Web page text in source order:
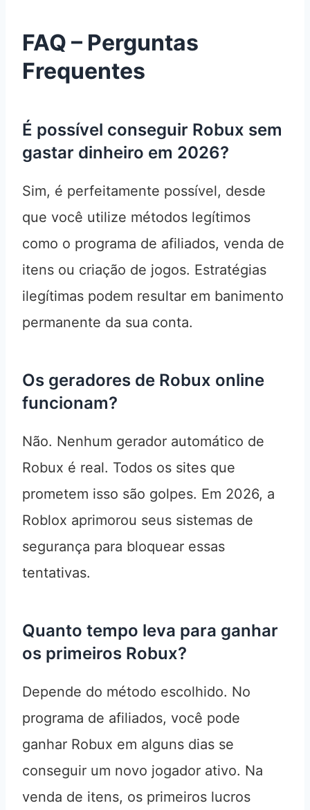
FAQ – Perguntas
Frequentes
É possível conseguir Robux sem
gastar dinheiro em 2026?
Sim, é perfeitamente possível, desde
que você utilize métodos legítimos
como o programa de afiliados, venda de
itens ou criação de jogos. Estratégias
ilegítimas podem resultar em banimento
permanente da sua conta.
Os geradores de Robux online
funcionam?
Não. Nenhum gerador automático de
Robux é real. Todos os sites que
prometem isso são golpes. Em 2026, a
Roblox aprimorou seus sistemas de
segurança para bloquear essas
tentativas.
Quanto tempo leva para ganhar
os primeiros Robux?
Depende do método escolhido. No
programa de afiliados, você pode
ganhar Robux em alguns dias se
conseguir um novo jogador ativo. Na
venda de itens, os primeiros lucros